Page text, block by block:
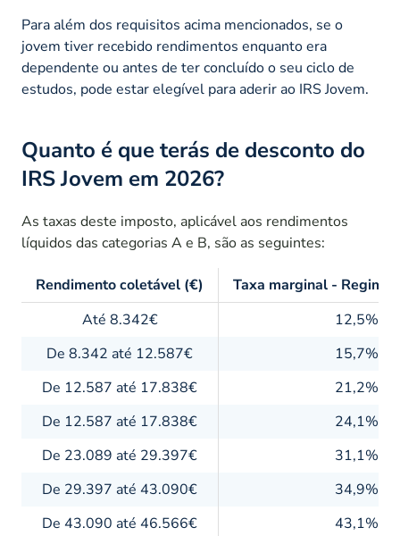
Para além dos requisitos acima mencionados, se o
jovem tiver recebido rendimentos enquanto era
dependente ou antes de ter concluído o seu ciclo de
estudos, pode estar elegível para aderir ao IRS Jovem.
Quanto é que terás de desconto do
IRS Jovem em 2026?
As taxas deste imposto, aplicável aos rendimentos
líquidos das categorias A e B, são as seguintes:
Rendimento coletável (€)
Taxa marginal - Regime
Até 8.342€
12,5%
De 8.342 até 12.587€
15,7%
De 12.587 até 17.838€
21,2%
De 12.587 até 17.838€
24,1%
De 23.089 até 29.397€
31,1%
De 29.397 até 43.090€
34,9%
De 43.090 até 46.566€
43,1%